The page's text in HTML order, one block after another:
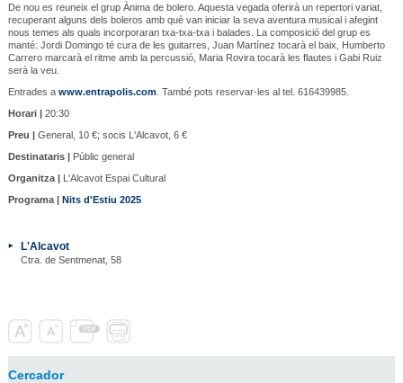
De nou es reuneix el grup Ànima de bolero. Aquesta vegada oferirà un repertori variat,
recuperant alguns dels boleros amb què van iniciar la seva aventura musical i afegint
nous temes als quals incorporaran txa-txa-txa i balades. La composició del grup es
manté: Jordi Domingo té cura de les guitarres, Juan Martínez tocarà el baix, Humberto
Carrero marcarà el ritme amb la percussió, Maria Rovira tocarà les flautes i Gabi Ruiz
serà la veu.
Entrades a www.entrapolis.com. També pots reservar-les al tel. 616439985.
Horari |20:30
Preu |General, 10 €; socis L'Alcavot, 6 €
Destinataris |Públic general
Organitza |L'Alcavot Espai Cultural
Programa | Nits d'Estiu 2025
L'Alcavot
Ctra. de Sentmenat, 58
Cercador